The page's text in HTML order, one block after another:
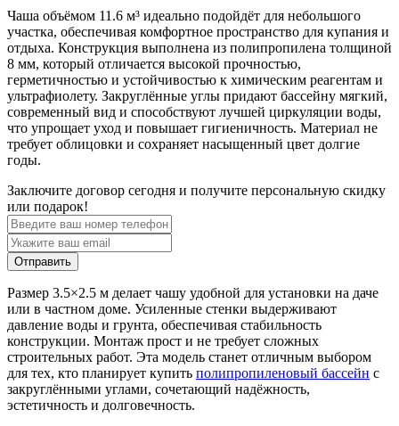
Чаша объёмом 11.6 м³ идеально подойдёт для небольшого
участка, обеспечивая комфортное пространство для купания и
отдыха. Конструкция выполнена из полипропилена толщиной
8 мм, который отличается высокой прочностью,
герметичностью и устойчивостью к химическим реагентам и
ультрафиолету. Закруглённые углы придают бассейну мягкий,
современный вид и способствуют лучшей циркуляции воды,
что упрощает уход и повышает гигиеничность. Материал не
требует облицовки и сохраняет насыщенный цвет долгие
годы.
Заключите договор сегодня и получите персональную скидку
или подарок!
Отправить
Размер 3.5×2.5 м делает чашу удобной для установки на даче
или в частном доме. Усиленные стенки выдерживают
давление воды и грунта, обеспечивая стабильность
конструкции. Монтаж прост и не требует сложных
строительных работ. Эта модель станет отличным выбором
для тех, кто планирует купить полипропиленовый бассейн с
закруглёнными углами, сочетающий надёжность,
эстетичность и долговечность.